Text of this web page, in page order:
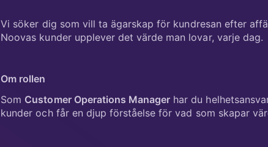
Vi söker dig som vill ta ägarskap för kundresan efter
Noovas kunder upplever det värde man lovar, varje dag.
Om rollen
Som Customer Operations Manager har du
kunder och får en djup förståelse för vad som skapar